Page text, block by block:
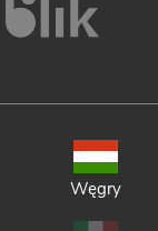
Węgry